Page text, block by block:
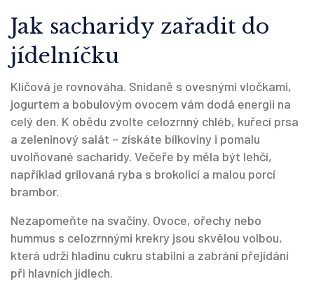
Jak sacharidy zařadit do
jídelníčku
Klíčová je rovnováha. Snídaně s ovesnými vločkami,
jogurtem a bobulovým ovocem vám dodá energii na
celý den. K obědu zvolte celozrnný chléb, kuřecí prsa
a zeleninový salát – získáte bílkoviny i pomalu
uvolňované sacharidy. Večeře by měla být lehčí,
například grilovaná ryba s brokolicí a malou porcí
brambor.
Nezapomeňte na svačiny. Ovoce, ořechy nebo
hummus s celozrnnými krekry jsou skvělou volbou,
která udrží hladinu cukru stabilní a zabrání přejídání
při hlavních jídlech.